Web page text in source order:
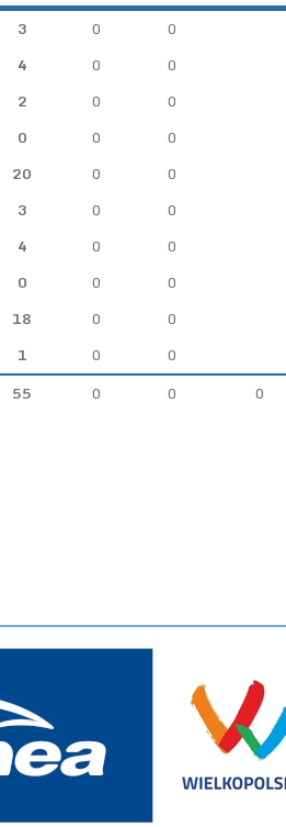
3 0
0
4 0
0
2 0
0
0 0
0
20 0
0
3 0
0
4 0
0
0 0
0
18 0
0
1 0
0
55 0 0 0